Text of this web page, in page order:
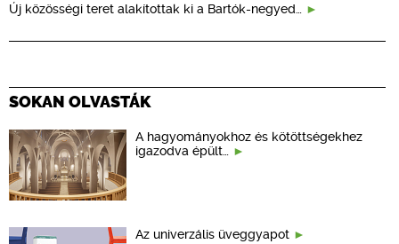
Új közösségi teret alakítottak ki a Bartók-negyed…
SOKAN OLVASTÁK
A hagyományokhoz és kötöttségekhez
igazodva épült…
Az univerzális üveggyapot